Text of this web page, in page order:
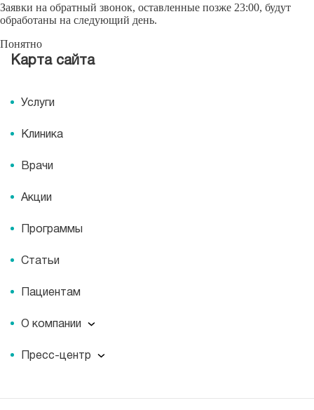
Заявки на обратный звонок, оставленные позже 23:00, будут
обработаны на следующий день.
Понятно
Карта сайта
Услуги
Клиника
Врачи
Акции
Программы
Статьи
Пациентам
О компании
Вакансии
Пресс-центр
Журнал для пациентов «МЕДСИ СЕГОДНЯ»